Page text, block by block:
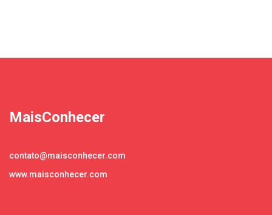
MaisConhecer
contato@maisconhecer.com
www.maisconhecer.com